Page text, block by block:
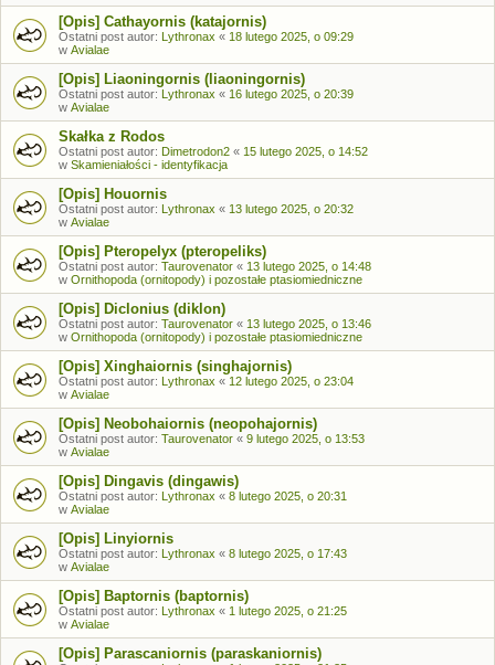
[Opis] Cathayornis (katajornis)
Ostatni post autor: Lythronax « 18 lutego 2025, o 09:29
w Avialae
[Opis] Liaoningornis (liaoningornis)
Ostatni post autor: Lythronax « 16 lutego 2025, o 20:39
w Avialae
Skałka z Rodos
Ostatni post autor: Dimetrodon2 « 15 lutego 2025, o 14:52
w Skamieniałości - identyfikacja
[Opis] Houornis
Ostatni post autor: Lythronax « 13 lutego 2025, o 20:32
w Avialae
[Opis] Pteropelyx (pteropeliks)
Ostatni post autor: Taurovenator « 13 lutego 2025, o 14:48
w Ornithopoda (ornitopody) i pozostałe ptasiomiedniczne
[Opis] Diclonius (diklon)
Ostatni post autor: Taurovenator « 13 lutego 2025, o 13:46
w Ornithopoda (ornitopody) i pozostałe ptasiomiedniczne
[Opis] Xinghaiornis (singhajornis)
Ostatni post autor: Lythronax « 12 lutego 2025, o 23:04
w Avialae
[Opis] Neobohaiornis (neopohajornis)
Ostatni post autor: Taurovenator « 9 lutego 2025, o 13:53
w Avialae
[Opis] Dingavis (dingawis)
Ostatni post autor: Lythronax « 8 lutego 2025, o 20:31
w Avialae
[Opis] Linyiornis
Ostatni post autor: Lythronax « 8 lutego 2025, o 17:43
w Avialae
[Opis] Baptornis (baptornis)
Ostatni post autor: Lythronax « 1 lutego 2025, o 21:25
w Avialae
[Opis] Parascaniornis (paraskaniornis)